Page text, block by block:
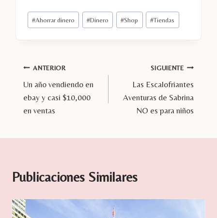
Etiquetas
de
#Ahorrar dinero #Dinero #Shop #Tiendas
Navegación
de
entradas
ANTERIOR
Un año vendiendo en
ebay y casi $10,000
en ventas
SIGUIENTE
Las Escalofriantes
Aventuras de Sabrina
NO es para niños
Publicaciones Similares